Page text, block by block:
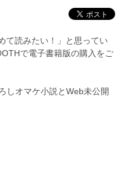
て読みたい！」と思ってい
で電子書籍版の購入をご
しオマケ小説とWeb未公開